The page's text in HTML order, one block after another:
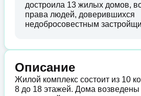
достроила 13 жилых домов,
права людей, доверившихся
недобросовестным
Описание
Жилой комплекс состоит из 10
8 до 18 этажей. Дома возведены